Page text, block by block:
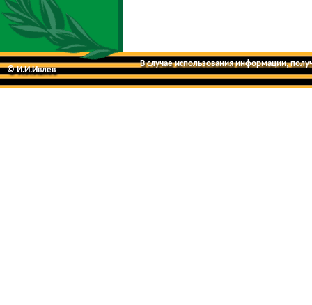
© И.И.Ивлев
В случае использования информации,